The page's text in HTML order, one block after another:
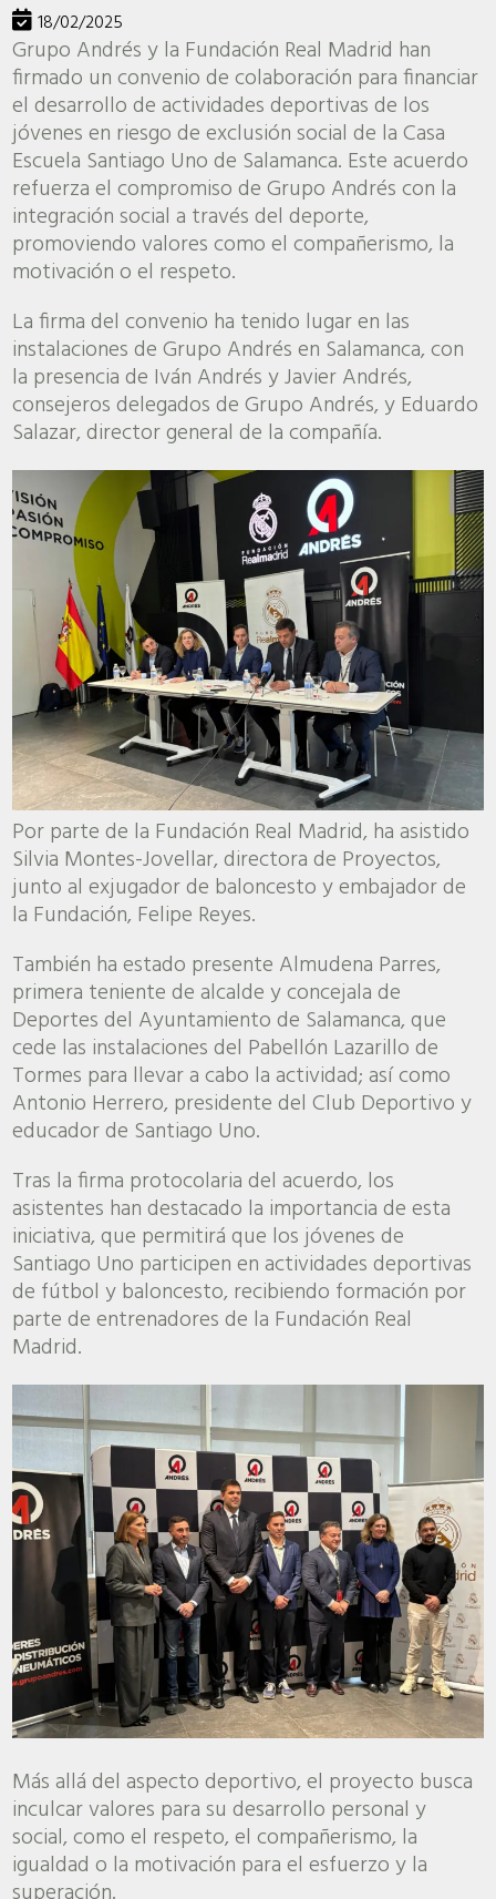
18/02/2025
Grupo Andrés y la Fundación Real Madrid han
firmado un convenio de colaboración para financiar
el desarrollo de actividades deportivas de los
jóvenes en riesgo de exclusión social de la Casa
Escuela Santiago Uno de Salamanca. Este acuerdo
refuerza el compromiso de Grupo Andrés con la
integración social a través del deporte,
promoviendo valores como el compañerismo, la
motivación o el respeto.
La firma del convenio ha tenido lugar en las
instalaciones de Grupo Andrés en Salamanca, con
la presencia de Iván Andrés y Javier Andrés,
consejeros delegados de Grupo Andrés, y Eduardo
Salazar, director general de la compañía.
Por parte de la Fundación Real Madrid, ha asistido
Silvia Montes-Jovellar, directora de Proyectos,
junto al exjugador de baloncesto y embajador de
la Fundación, Felipe Reyes.
También ha estado presente Almudena Parres,
primera teniente de alcalde y concejala de
Deportes del Ayuntamiento de Salamanca, que
cede las instalaciones del Pabellón Lazarillo de
Tormes para llevar a cabo la actividad; así como
Antonio Herrero, presidente del Club Deportivo y
educador de Santiago Uno.
Tras la firma protocolaria del acuerdo, los
asistentes han destacado la importancia de esta
iniciativa, que permitirá que los jóvenes de
Santiago Uno participen en actividades deportivas
de fútbol y baloncesto, recibiendo formación por
parte de entrenadores de la Fundación Real
Madrid.
Más allá del aspecto deportivo, el proyecto busca
inculcar valores para su desarrollo personal y
social, como el respeto, el compañerismo, la
igualdad o la motivación para el esfuerzo y la